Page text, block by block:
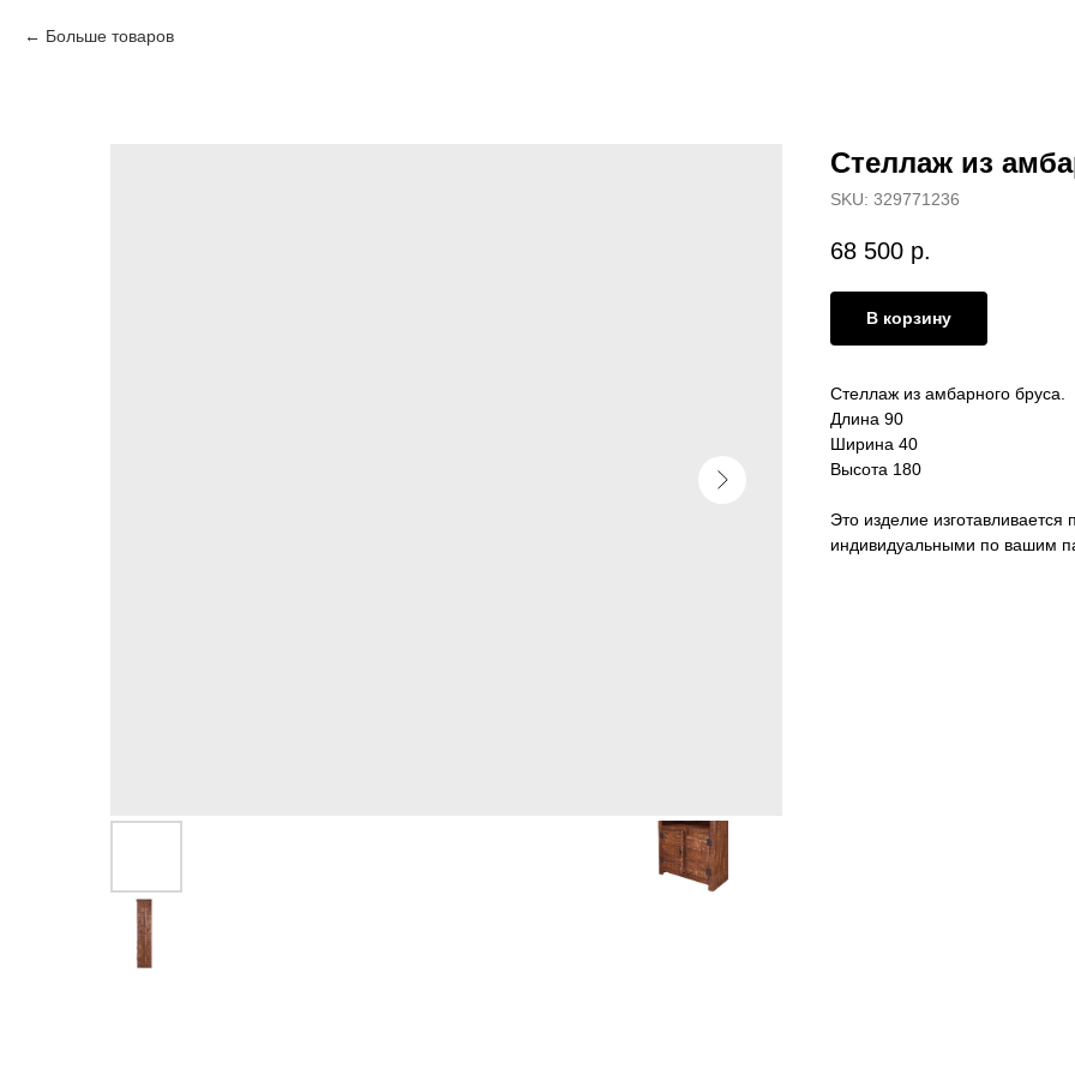
Больше товаров
Стеллаж из
SKU: 329771236
68 500 р.
В корзину
Стеллаж из амбарного бруса.
Длина 90
Ширина 40
Высота 180
Это изделие
индивидуальными по вашим